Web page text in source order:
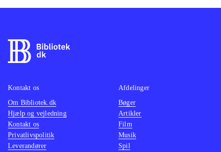
Kontakt os
Om Bibliotek.dk
Hjælp og vejledning
Kontakt os
Privatlivspolitik
Leverandører
Afdelinger
Bøger
Artikler
Film
Musik
Spil